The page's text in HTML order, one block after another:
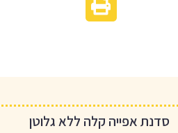
סדנת אפייה קלה ללא גלוטן